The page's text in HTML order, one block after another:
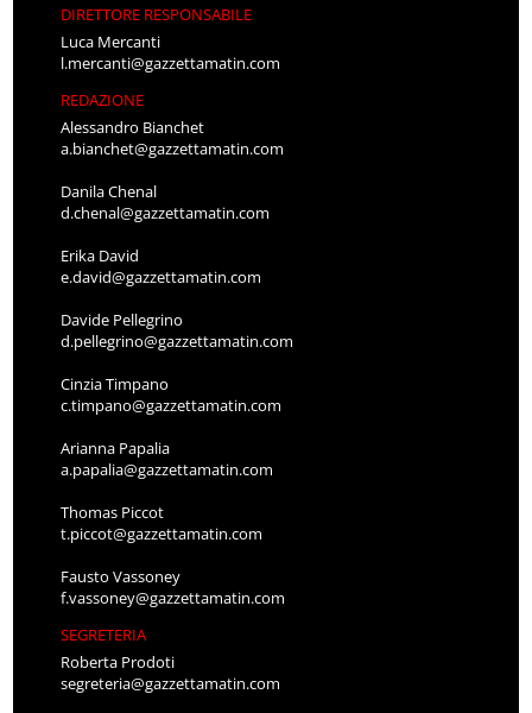
DIRETTORE RESPONSABILE
Luca Mercanti
l.mercanti@gazzettamatin.com
REDAZIONE
Alessandro Bianchet
a.bianchet@gazzettamatin.com
Danila Chenal
d.chenal@gazzettamatin.com
Erika David
e.david@gazzettamatin.com
Davide Pellegrino
d.pellegrino@gazzettamatin.com
Cinzia Timpano
c.timpano@gazzettamatin.com
Arianna Papalia
a.papalia@gazzettamatin.com
Thomas Piccot
t.piccot@gazzettamatin.com
Fausto Vassoney
f.vassoney@gazzettamatin.com
SEGRETERIA
Roberta Prodoti
segreteria@gazzettamatin.com